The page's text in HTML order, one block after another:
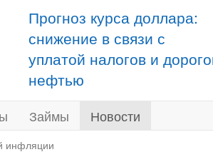
Прогноз курса доллара:
снижение в связи с
уплатой налогов и
нефтью
Займы Новости
инфляции